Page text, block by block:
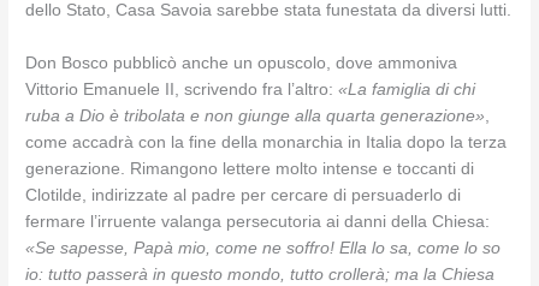
dello Stato, Casa Savoia sarebbe stata funestata da diversi lutti.
Don Bosco pubblicò anche un opuscolo, dove ammoniva
Vittorio Emanuele II, scrivendo fra l’altro:«La famiglia di chi
ruba a Dio è tribolata e non giunge alla quarta generazione»,
come accadrà con la fine della monarchia in Italia dopo la terza
generazione. Rimangono lettere molto intense e toccanti di
Clotilde, indirizzate al padre per cercare di persuaderlo di
fermare l’irruente valanga persecutoria ai danni della Chiesa:
«Se sapesse, Papà mio, come ne soffro! Ella lo sa, come lo so
io: tutto passerà in questo mondo, tutto crollerà; ma la Chiesa